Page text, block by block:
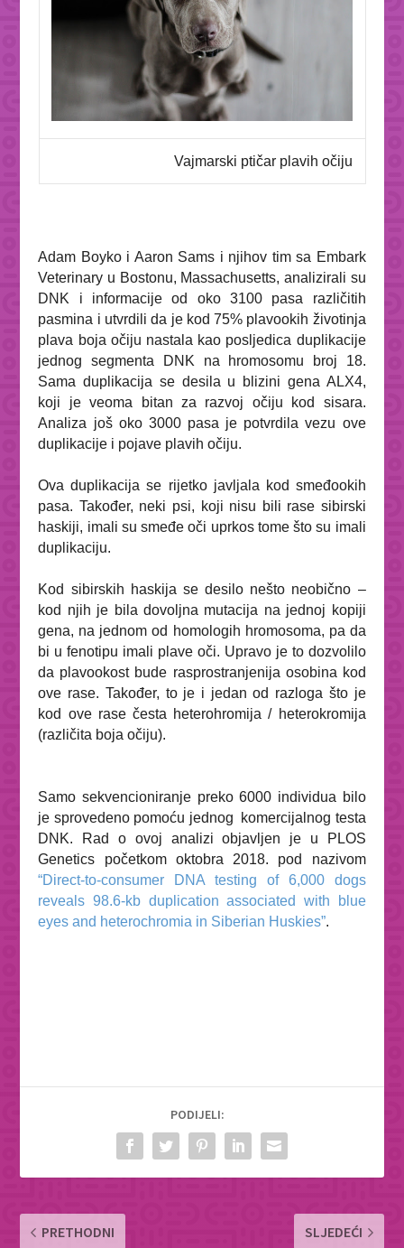
Vajmarski ptičar plavih očiju
Adam Boyko i Aaron Sams i njihov tim sa Embark
Veterinary u Bostonu, Massachusetts, analizirali su
DNK i informacije od oko 3100 pasa različitih
pasmina i utvrdili da je kod 75% plavookih životinja
plava boja očiju nastala kao posljedica duplikacije
jednog segmenta DNK na hromosomu broj 18.
Sama duplikacija se desila u blizini gena ALX4,
koji je veoma bitan za razvoj očiju kod sisara.
Analiza još oko 3000 pasa je potvrdila vezu ove
duplikacije i pojave plavih očiju.
Ova duplikacija se rijetko javljala kod smeđookih
pasa. Također, neki psi, koji nisu bili rase sibirski
haskiji, imali su smeđe oči uprkos tome što su imali
duplikaciju.
Kod sibirskih haskija se desilo nešto neobično –
kod njih je bila dovoljna mutacija na jednoj kopiji
gena, na jednom od homologih hromosoma, pa da
bi u fenotipu imali plave oči. Upravo je to dozvolilo
da plavookost bude rasprostranjenija osobina kod
ove rase. Također, to je i jedan od razloga što je
kod ove rase česta heterohromija / heterokromija
(različita boja očiju).
Samo sekvencioniranje preko 6000 individua bilo
je sprovedeno pomoću jednog komercijalnog testa
DNK. Rad o ovoj analizi objavljen je u
PLOS
Genetics početkom oktobra 2018. pod nazivom
“Direct-to-consumer DNA testing of 6,000 dogs
reveals 98.6-kb duplication associated with blue
eyes and heterochromia in Siberian Huskies”.
PODIJELI:
PRETHODNI SLJEDEĆI